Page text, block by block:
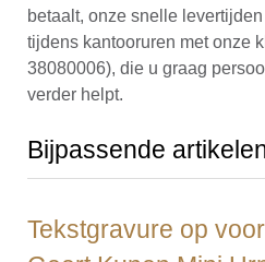
betaalt, onze snelle
tijdens kantooruren met onze
38080006), die u graag
verder helpt.
Bijpassende
Tekstgravure op